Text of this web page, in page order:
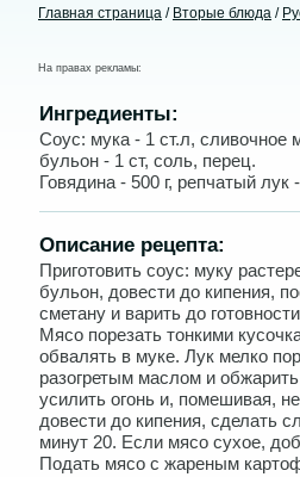
Главная страница / Вторые блюда /
На правах рекламы:
Ингредиенты:
Соус: мука - 1 ст.л, сливочное
бульон - 1 ст, соль, перец.
Говядина - 500 г, репчатый
Описание рецепта:
Приготовить соус: муку
бульон, довести до кипения,
сметану и варить до
Мясо порезать тонкими
обвалять в муке. Лук мелко
разогретым маслом и
усилить огонь и, помешивая,
довести до кипения, сделать
минут 20. Если мясо сухое,
Подать мясо с жареным